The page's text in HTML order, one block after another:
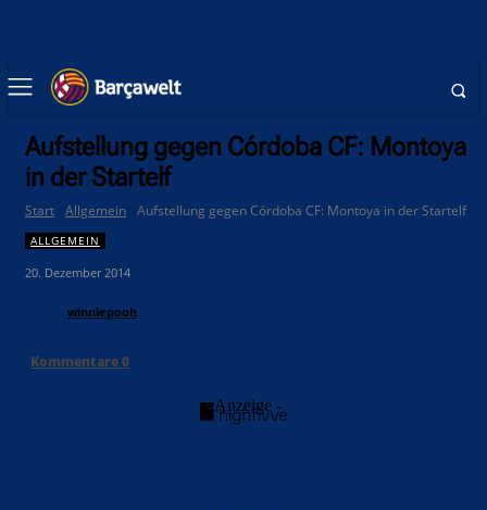
Aufstellung gegen Córdoba CF: Montoya
in der Startelf
Start Allgemein Aufstellung gegen Córdoba CF: Montoya in der Startelf
ALLGEMEIN
20. Dezember 2014
winniepooh
Kommentare0
- Anzeige -